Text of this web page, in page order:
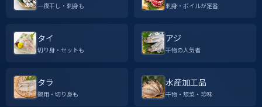
一夜干し・刺身も 刺身・ボイルが定番
タイ
切り身・セットも
アジ
干物の人気者
タラ
鍋用・切り身も
水産加工品
干物・惣菜・珍味